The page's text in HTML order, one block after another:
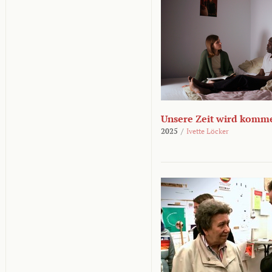
Unsere Zeit wird
2025 / Ivette Löcker